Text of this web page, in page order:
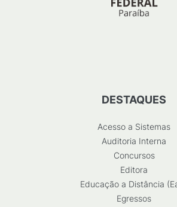
DESTAQUES
Acesso a Sistemas
Auditoria Interna
Concursos
Editora
Educação a Distância
Egressos